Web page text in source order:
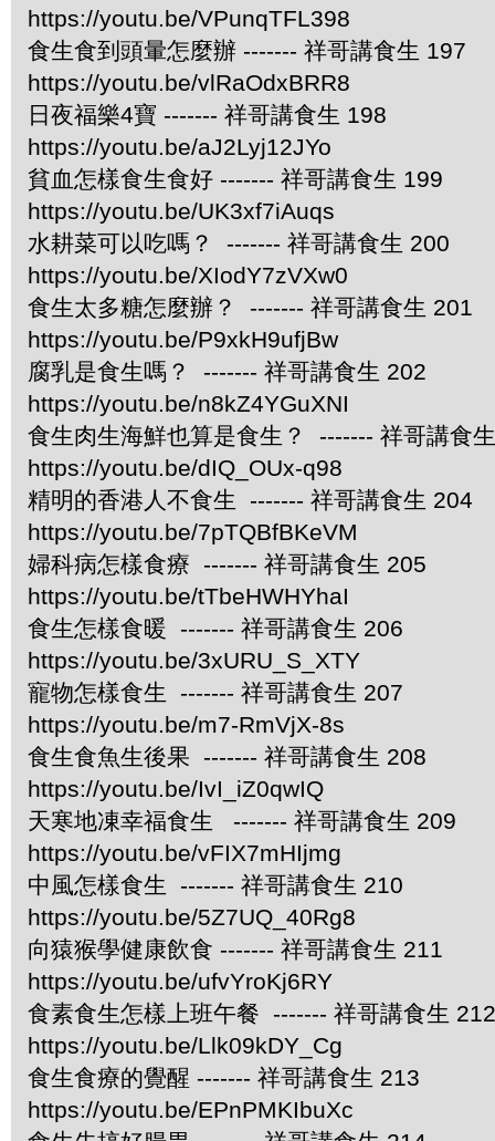
https://youtu.be/VPunqTFL398
食生食到頭暈怎麼辦 ------- 祥哥講食生 197
https://youtu.be/vlRaOdxBRR8
日夜福樂4寶 ------- 祥哥講食生 198
https://youtu.be/aJ2Lyj12JYo
貧血怎樣食生食好 ------- 祥哥講食生 199
https://youtu.be/UK3xf7iAuqs
水耕菜可以吃嗎？ ------- 祥哥講食生 200
https://youtu.be/XIodY7zVXw0
食生太多糖怎麼辦？ ------- 祥哥講食生 201
https://youtu.be/P9xkH9ufjBw
腐乳是食生嗎？ ------- 祥哥講食生 202
https://youtu.be/n8kZ4YGuXNI
食生肉生海鮮也算是食生？ ------- 祥哥講食
https://youtu.be/dIQ_OUx-q98
精明的香港人不食生 ------- 祥哥講食生 204
https://youtu.be/7pTQBfBKeVM
婦科病怎樣食療 ------- 祥哥講食生 205
https://youtu.be/tTbeHWHYhaI
食生怎樣食暖 ------- 祥哥講食生 206
https://youtu.be/3xURU_S_XTY
寵物怎樣食生 ------- 祥哥講食生 207
https://youtu.be/m7-RmVjX-8s
食生食魚生後果 ------- 祥哥講食生 208
https://youtu.be/IvI_iZ0qwIQ
天寒地凍幸福食生 ------- 祥哥講食生 209
https://youtu.be/vFIX7mHIjmg
中風怎樣食生 ------- 祥哥講食生 210
https://youtu.be/5Z7UQ_40Rg8
向猿猴學健康飲食 ------- 祥哥講食生 211
https://youtu.be/ufvYroKj6RY
食素食生怎樣上班午餐 ------- 祥哥講食生 212
https://youtu.be/Llk09kDY_Cg
食生食療的覺醒 ------- 祥哥講食生 213
https://youtu.be/EPnPMKIbuXc